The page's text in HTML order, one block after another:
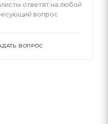
ответят на любой
вопрос
ВОПРОС